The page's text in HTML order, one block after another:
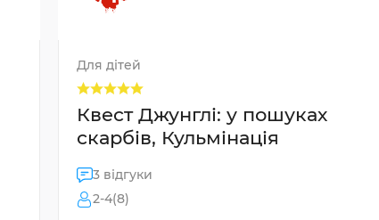
Для дітей
Квест Джунглі: у пошуках
скарбів, Кульмінація
3 відгуки
2-4(8)